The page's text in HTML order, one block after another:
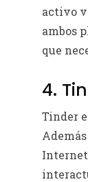
activo
ambos
que
4.
Tinder
Internet